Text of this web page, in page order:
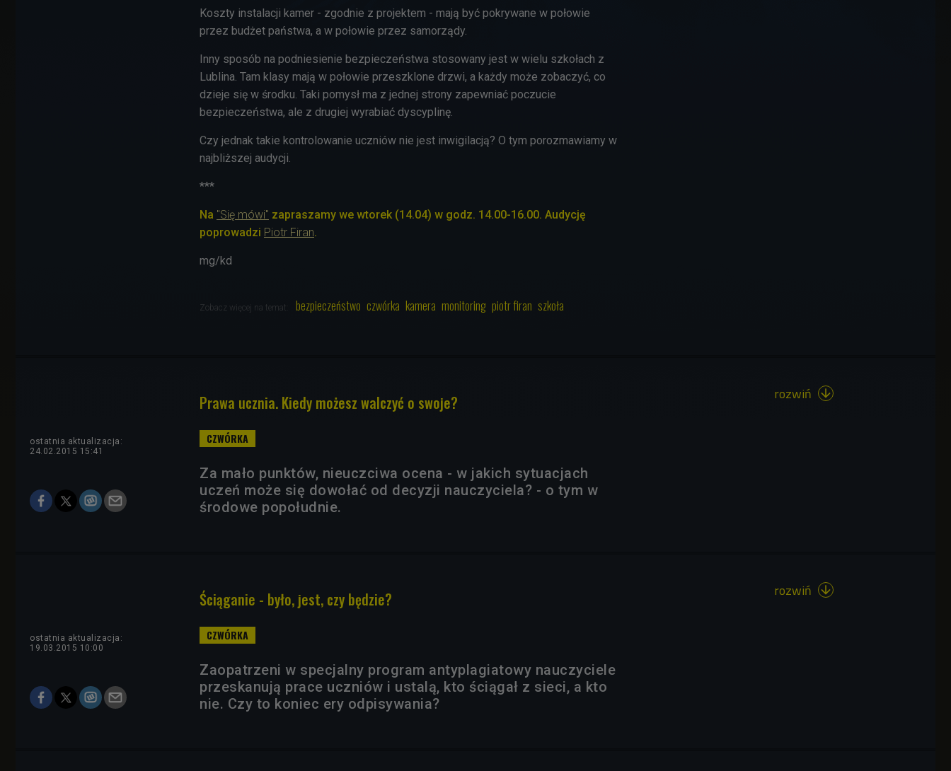
Koszty instalacji kamer - zgodnie z projektem - mają być pokrywane w połowie
przez budżet państwa, a w połowie przez samorządy.
Inny sposób na podniesienie bezpieczeństwa stosowany jest w wielu szkołach z
Lublina. Tam klasy mają w połowie przeszklone drzwi, a każdy może zobaczyć, co
dzieje się w środku. Taki pomysł ma z jednej strony zapewniać poczucie
bezpieczeństwa, ale z drugiej wyrabiać dyscyplinę.
Czy jednak takie kontrolowanie uczniów nie jest inwigilacją? O tym porozmawiamy w
najbliższej audycji.
***
Na "Się mówi" zapraszamy we wtorek (14.04) w godz. 14.00-16.00. Audycję
poprowadzi Piotr Firan.
mg/kd
Zobacz więcej na temat: bezpieczeństwo czwórka kamera monitoring piotr firan szkoła
Prawa ucznia. Kiedy możesz walczyć o swoje?
ostatnia aktualizacja:
24.02.2015 15:41
Za mało punktów, nieuczciwa ocena - w jakich sytuacjach
uczeń może się dowołać od decyzji nauczyciela? - o tym w
środowe popołudnie.
rozwiń 
Ściąganie - było, jest, czy będzie?
ostatnia aktualizacja:
19.03.2015 10:00
Zaopatrzeni w specjalny program antyplagiatowy nauczyciele
przeskanują prace uczniów i ustalą, kto ściągał z sieci, a kto
nie. Czy to koniec ery odpisywania?
rozwiń 